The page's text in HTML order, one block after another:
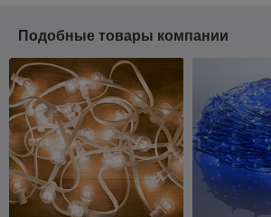
Подобные товары компании